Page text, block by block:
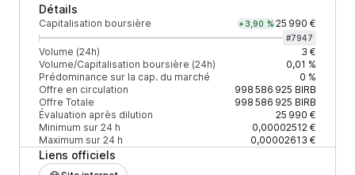
Détails
Capitalisation boursière +3,90 % 25 990 €
#7947
Volume (24h)
3 €
Volume/Capitalisation boursière (24h)
0,01 %
Prédominance sur la cap. du marché
0 %
Offre en circulation
998 586 925 BIRB
Offre Totale
998 586 925 BIRB
Évaluation après dilution
25 990 €
Minimum sur 24 h
0,00002512 €
Maximum sur 24 h
0,00002613 €
Liens officiels